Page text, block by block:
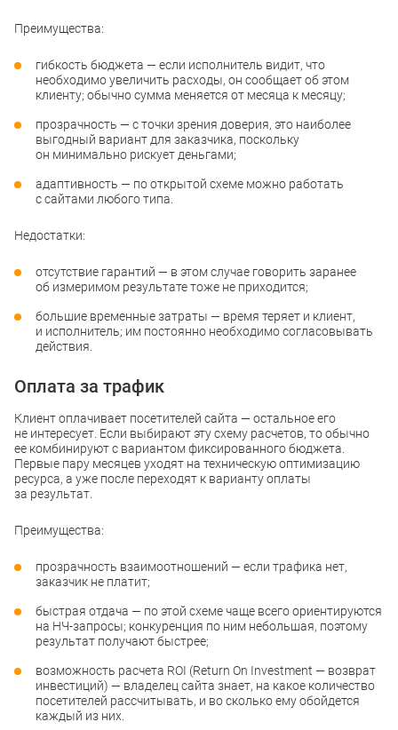
Преимущества:
гибкость бюджета — если исполнитель видит, что
необходимо увеличить расходы, он сообщает об этом
клиенту; обычно сумма меняется от месяца к месяцу;
прозрачность — с точки зрения доверия, это наиболее
выгодный вариант для заказчика, поскольку
он минимально рискует деньгами;
адаптивность — по открытой схеме можно работать
с сайтами любого типа.
Недостатки:
отсутствие гарантий — в этом случае говорить заранее
об измеримом результате тоже не приходится;
большие временные затраты — время теряет и клиент,
и исполнитель; им постоянно необходимо согласовывать
действия.
Оплата за трафик
Клиент оплачивает посетителей сайта — остальное его
не интересует. Если выбирают эту схему расчетов, то обычно
ее комбинируют с вариантом фиксированного бюджета.
Первые пару месяцев уходят на техническую оптимизацию
ресурса, а уже после переходят к варианту оплаты
за результат.
Преимущества:
прозрачность взаимоотношений — если трафика нет,
заказчик не платит;
быстрая отдача — по этой схеме чаще всего ориентируются
на НЧ-запросы; конкуренция по ним небольшая, поэтому
результат получают быстрее;
возможность расчета ROI (Return On Investment — возврат
инвестиций) — владелец сайта знает, на какое количество
посетителей рассчитывать, и во сколько ему обойдется
каждый из них.